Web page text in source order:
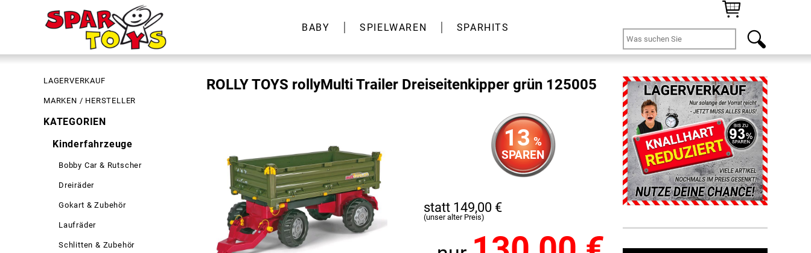
BABY SPIELWAREN SPARHITS
LAGERVERKAUF
MARKEN / HERSTELLER
KATEGORIEN
Kinderfahrzeuge
Bobby Car & Rutscher
Dreiräder
Gokart & Zubehör
Laufräder
Schlitten & Zubehör
ROLLY TOYS rollyMulti Trailer Dreiseitenkipper grün 125005
13 %
SPAREN
statt 149,00 €
(unser alter Preis)